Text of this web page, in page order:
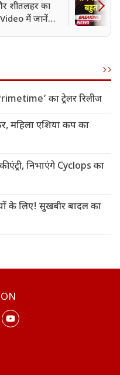
शीतलहर का
में जानें
का ट्रेलर रिलीज
महिला एशिया कप का
निभाएंगे Cyclops का
के लिए! सुखबीर बादल का